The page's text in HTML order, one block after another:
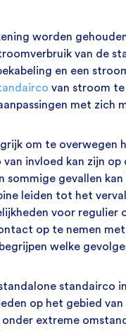
worden
van de
en een
van stroom
met zich
om te overwegen
invloed kan zijn op
sommige gevallen
leiden tot het
voor regulier
op te nemen
welke
standairco
op het gebied
extreme